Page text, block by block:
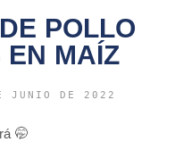
POLLO
EN MAÍZ
JUNIO DE 2022
🤭